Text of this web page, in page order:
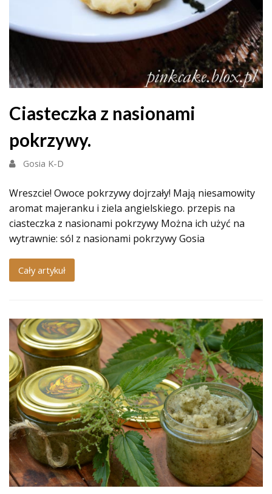
Ciasteczka z nasionami
pokrzywy.
Gosia K-D
Wreszcie! Owoce pokrzywy dojrzały! Mają niesamowity
aromat majeranku i ziela angielskiego. przepis na
ciasteczka z nasionami pokrzywy Można ich użyć na
wytrawnie: sól z nasionami pokrzywy Gosia
Cały artykuł